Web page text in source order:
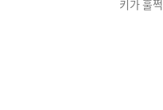
키가 훌